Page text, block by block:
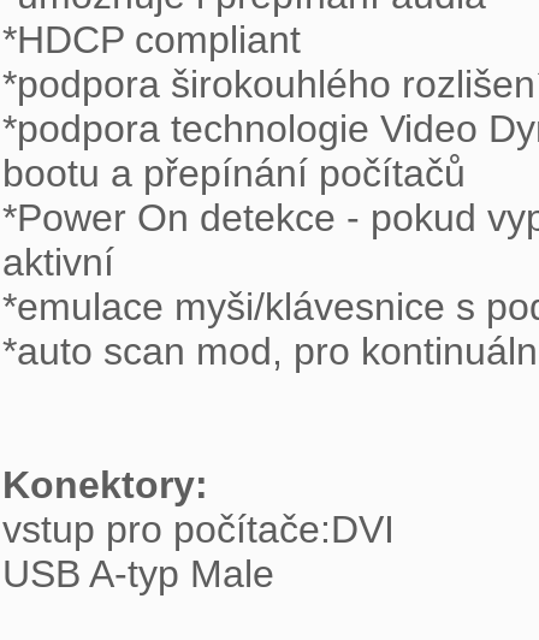
*HDCP compliant
*podpora širokouhlého
*podpora technologie Video
bootu a přepínání počítačů
*Power On detekce - pokud
aktivní
*emulace myši/klávesnice s
*auto scan mod, pro
Konektory:
vstup pro počítače:DVI
USB A-typ Male